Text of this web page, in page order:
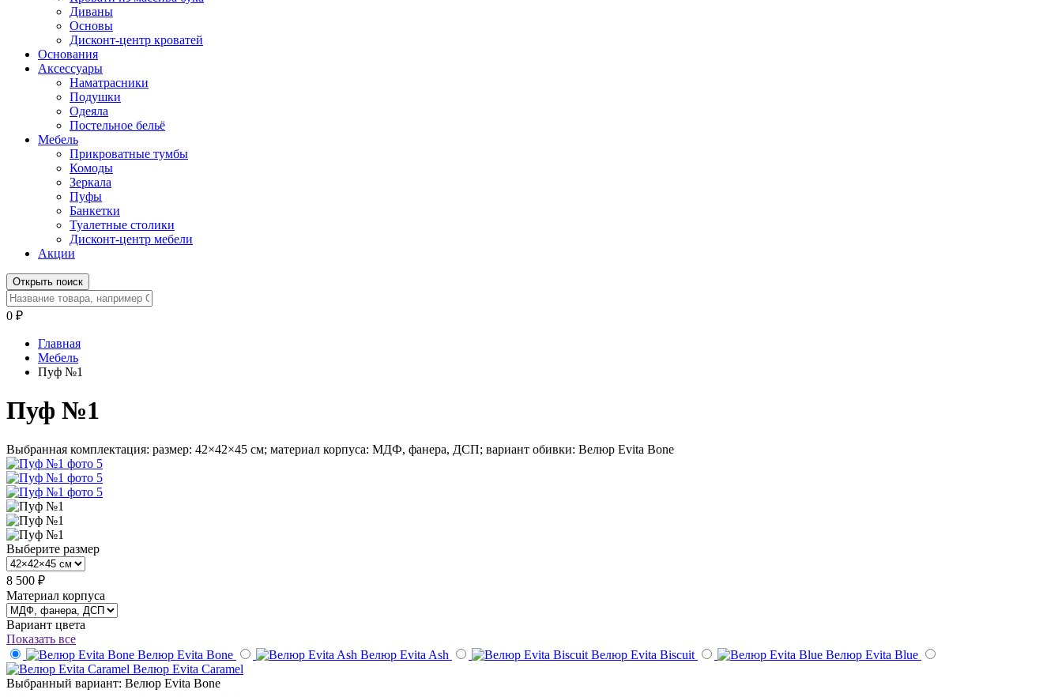
Диваны
Основы
Дисконт-центр кроватей
Основания
Аксессуары
Наматрасники
Подушки
Одеяла
Постельное бельё
Мебель
Прикроватные тумбы
Комоды
Зеркала
Пуфы
Банкетки
Туалетные столики
Дисконт-центр мебели
Акции
Открыть поиск
0 ₽
Главная
Мебель
Пуф №1
Пуф №1
Выбранная комплектация: размер: 42×42×45 см; материал корпуса: МДФ, фанера, ДСП; вариант обивки: Велюр Evita Bone
Выберите размер
8 500 ₽
Материал корпуса
Вариант цвета
Показать все
Велюр Evita Bone
Велюр Evita Ash Велюр Evita Biscuit
Велюр Evita Blue
Велюр Evita Caramel
Выбранный вариант: Велюр Evita Bone